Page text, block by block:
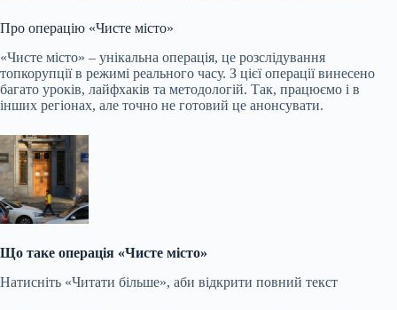
Про операцію «Чисте місто»
«Чисте місто» – унікальна операція, це розслідування
топкорупції в режимі реального часу. З цієї операції винесено
багато уроків, лайфхаків та методологій. Так, працюємо і в
інших регіонах, але точно не готовий це анонсувати.
Що таке операція «Чисте місто»
Натисніть «Читати більше», аби відкрити повний текст